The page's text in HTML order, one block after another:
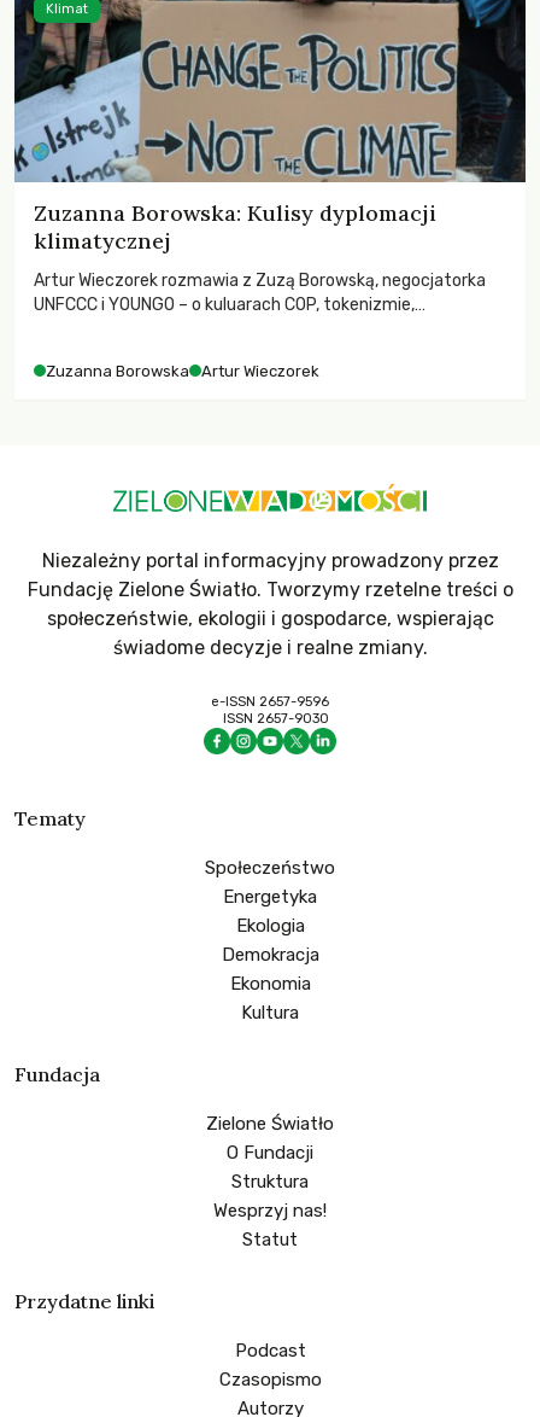
Zuzanna Borowska: Kulisy dyplomacji
klimatycznej
Artur Wieczorek rozmawia z Zuzą Borowską, negocjatorka
UNFCCC i YOUNGO – o kuluarach COP, tokenizmie,
Zuzanna Borowska Artur Wieczorek
Klimat
Niezależny portal informacyjny prowadzony przez
Fundację Zielone Światło. Tworzymy rzetelne treści o
społeczeństwie, ekologii i gospodarce, wspierając
świadome decyzje i realne zmiany.
e-ISSN 2657-9596
ISSN 2657-9030
Tematy
Społeczeństwo
Energetyka
Ekologia
Demokracja
Ekonomia
Kultura
Fundacja
Zielone Światło
O Fundacji
Struktura
Wesprzyj nas!
Statut
Przydatne linki
Podcast
Czasopismo
Autorzy